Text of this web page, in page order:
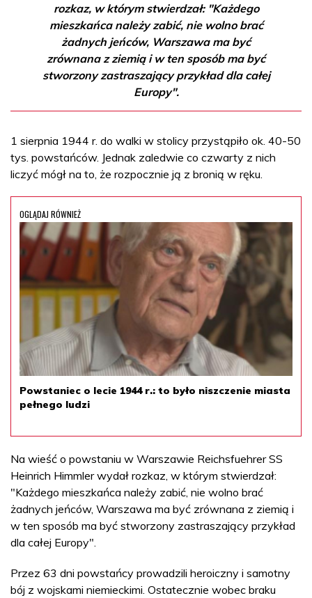
rozkaz, w którym stwierdzał: "Każdego
mieszkańca należy zabić, nie wolno brać
żadnych jeńców, Warszawa ma być
zrównana z ziemią i w ten sposób ma być
stworzony zastraszający przykład dla całej
Europy".
1 sierpnia 1944 r. do walki w stolicy przystąpiło ok. 40-50
tys. powstańców. Jednak zaledwie co czwarty z nich
liczyć mógł na to, że rozpocznie ją z bronią w ręku.
OGLĄDAJ RÓWNIEŻ
Powstaniec o lecie 1944 r.: to było niszczenie miasta
pełnego ludzi
Na wieść o powstaniu w Warszawie Reichsfuehrer SS
Heinrich Himmler wydał rozkaz, w którym stwierdzał:
"Każdego mieszkańca należy zabić, nie wolno brać
żadnych jeńców, Warszawa ma być zrównana z ziemią i
w ten sposób ma być stworzony zastraszający przykład
dla całej Europy".
Przez 63 dni powstańcy prowadzili heroiczny i samotny
bój z wojskami niemieckimi. Ostatecznie wobec braku